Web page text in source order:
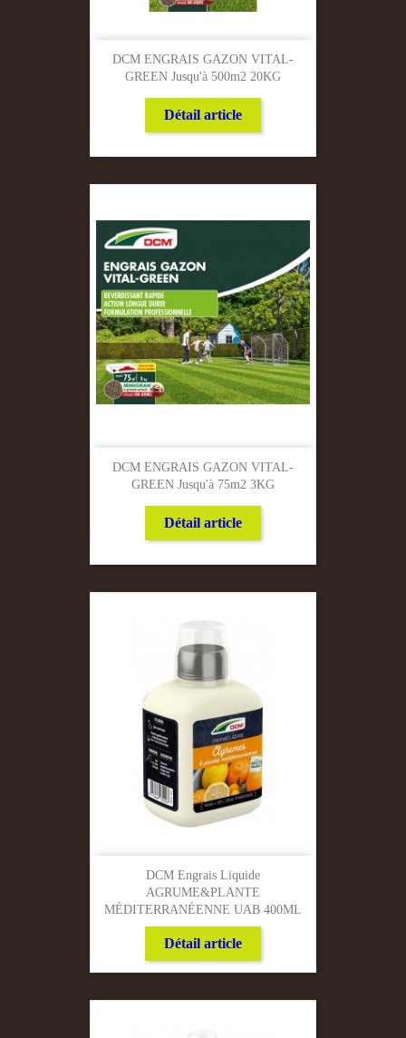
DCM ENGRAIS GAZON VITAL-
GREEN Jusqu'à 500m2 20KG
Détail article
DCM ENGRAIS GAZON VITAL-
GREEN Jusqu'à 75m2 3KG
Détail article
DCM Engrais Liquide
AGRUME&PLANTE
MÉDITERRANÉENNE UAB 400ML
Détail article